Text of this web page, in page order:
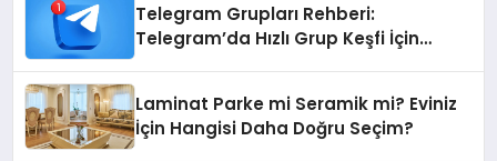
Telegram Grupları Rehberi:
Telegram’da Hızlı Grup Keşfi İçin
Laminat Parke mi Seramik mi? Eviniz
İçin Hangisi Daha Doğru Seçim?